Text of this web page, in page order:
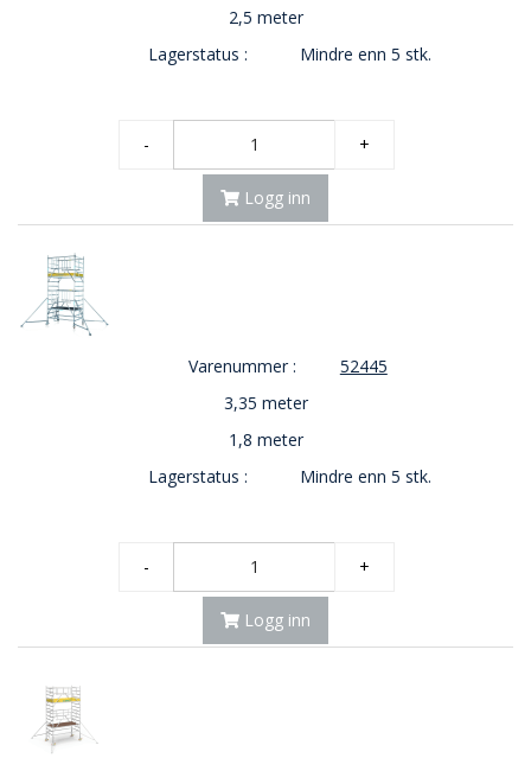
2,5 meter
Lagerstatus :
Mindre enn 5 stk.
- +
Logg inn
Varenummer :
52445
3,35 meter
1,8 meter
Lagerstatus :
Mindre enn 5 stk.
- +
Logg inn